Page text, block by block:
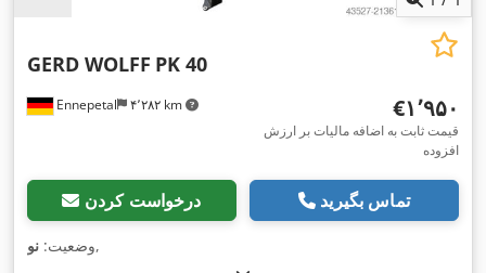
Ennepetal ۴٬۲۸۲ km
GERD WOLFF PK 40
‎€۱٬۹۵۰
قیمت ثابت به اضافه مالیات بر ارزش
افزوده
درخواست کردن تماس بگیرید
وضعیت: نو ,